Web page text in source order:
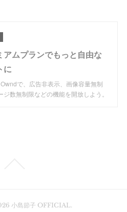
アムプランでもっと自由な
に
で、広告非表示、画像容量無制
ジ数無制限などの機能を開放しよう。
小島節子 OFFICIAL.